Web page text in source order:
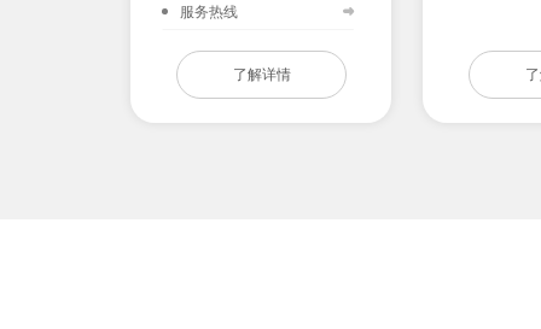
服务热线
了解详情